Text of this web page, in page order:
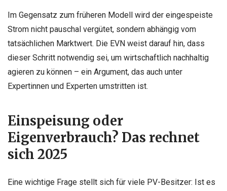
Im Gegensatz zum früheren Modell wird der eingespeiste
Strom nicht pauschal vergütet, sondern abhängig vom
tatsächlichen Marktwert. Die EVN weist darauf hin, dass
dieser Schritt notwendig sei, um wirtschaftlich nachhaltig
agieren zu können – ein Argument, das auch unter
Expertinnen und Experten umstritten ist.
Einspeisung oder
Eigenverbrauch? Das rechnet
sich 2025
Eine wichtige Frage stellt sich für viele PV-Besitzer: Ist es